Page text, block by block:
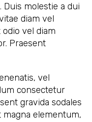
molestie a dui
diam vel
vel diam
Praesent
vel
consectetur
gravida sodales
elementum,